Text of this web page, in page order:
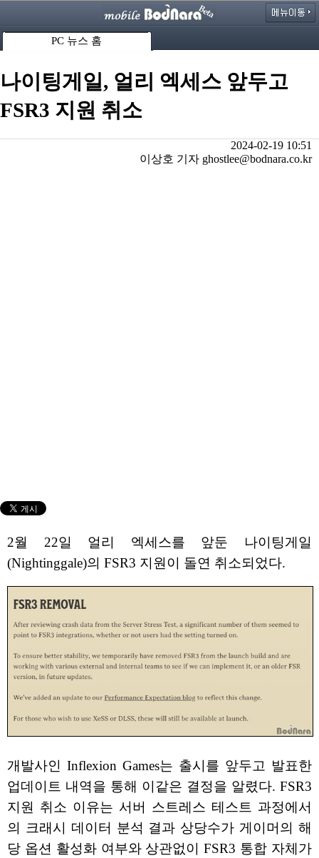
PC 뉴스 홈
나이팅게일, 얼리 엑세스 앞두고
FSR3 지원 취소
2024-02-19 10:51
이상호 기자 ghostlee@bodnara.co.kr
2월 22일 얼리 엑세스를 앞둔 나이팅게일
(Nightinggale)의 FSR3 지원이 돌연 취소되었다.
개발사인 Inflexion Games는 출시를 앞두고 발표한
업데이트 내역을 통해 이같은 결정을 알렸다. FSR3
지원 취소 이유는 서버 스트레스 테스트 과정에서
의 크래시 데이터 분석 결과 상당수가 게이머의 해
당 옵션 활성화 여부와 상관없이 FSR3 통합 자체가